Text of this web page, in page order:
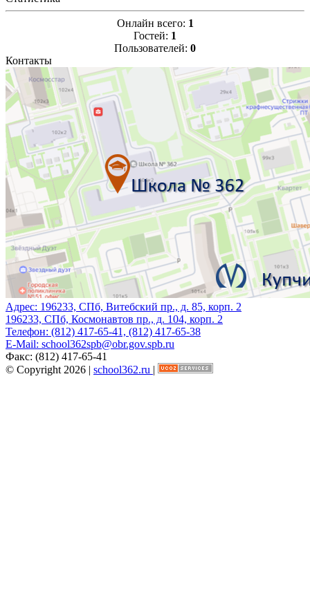
Онлайн всего: 1
Гостей: 1
Пользователей: 0
Контакты
Адрес: 196233, СПб, Витебский пр., д. 85, корп. 2
196233, СПб, Космонавтов пр., д. 104, корп. 2
Телефон: (812) 417-65-41, (812) 417-65-38
E-Mail: school362spb@obr.gov.spb.ru
Факс: (812) 417-65-41
© Copyright 2026 | school362.ru |